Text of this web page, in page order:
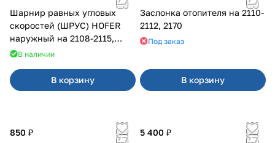
Шарнир равных угловых
скоростей (ШРУС) HOFER
наружный на 2108-2115,
2110-2112
В наличии
В корзину
Заслонка отопителя на 2110-
2112, 2170
Под заказ
В корзину
850 ₽ 5 400 ₽